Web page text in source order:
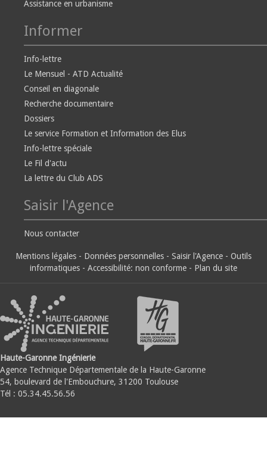
Assistance en urbanisme
Informer
Info-lettre
Le Mensuel - ATD Actualité
Conseil en diagonale
Recherche documentaire
Dossiers
Le service Formation et Information des Elus
Info-lettre spéciale
Le Fil d'actu
La lettre du Club ADS
Saisir l'Agence
Nous contacter
Mentions légales - Données personnelles - Saisir l'Agence - Outils
informatiques - Accessibilité: non conforme - Plan du site
Haute-Garonne Ingénierie
Agence Technique Départementale de la Haute-Garonne
54, boulevard de l'Embouchure, 31200 Toulouse
Tél : 05.34.45.56.56